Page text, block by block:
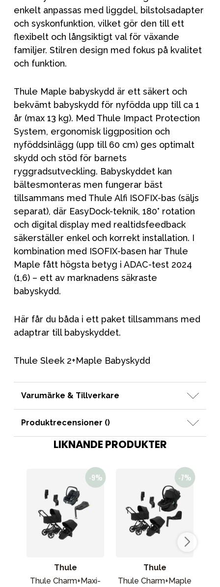
enkelt anpassas med liggdel, bilstolsadapter
och syskonfunktion, vilket gör den till ett
flexibelt och långsiktigt val för växande
familjer. Stilren design med fokus på kvalitet
och funktion.
Thule Maple babyskydd är ett säkert och
bekvämt babyskydd för nyfödda upp till ca 1
år (max 13 kg). Med Thule Impact Protection
System, ergonomisk liggposition och
nyföddsinlägg (upp till 60 cm) ges optimalt
skydd och stöd för barnets
ryggradsutveckling. Babyskyddet kan
bältesmonteras men fungerar bäst
tillsammans med Thule Alfi ISOFIX-bas (säljs
separat), där EasyDock-teknik, 180° rotation
och digital display med realtidsfeedback
säkerställer enkel och korrekt installation. I
kombination med ISOFIX-basen har Thule
Maple fått högsta betyg i ADAC-test 2024
(1,6) – ett av marknadens säkraste
babyskydd.
Här får du båda i ett paket tillsammans med
adaptrar till babyskyddet.
Thule Sleek 2+Maple Babyskydd
Varumärke & Tillverkare
Produktrecensioner ()
LIKNANDE PRODUKTER
Thule
Thule Charm+Maxi-
Thule
Thule Charm+Maple